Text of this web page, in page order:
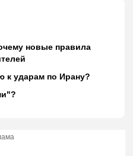
новые правила
к ударам по Ирану?